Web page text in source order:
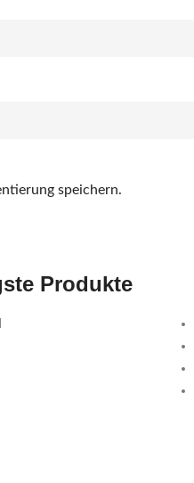
speichern.
Produkte